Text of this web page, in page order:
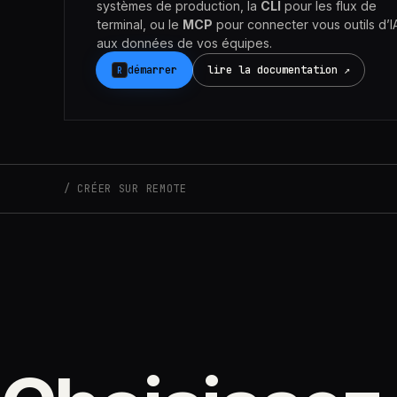
systèmes de production, la CLI pour les flux de
terminal, ou le MCP pour connecter vous outils
aux données de vos équipes.
R démarrer lire la documentation ↗
CRÉER SUR REMOTE